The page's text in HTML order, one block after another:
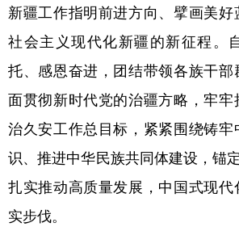
新疆工作指明前进方向、擘画美
社会主义现代化新疆的新征程。
托、感恩奋进，团结带领各族干
面贯彻新时代党的治疆方略，牢
治久安工作总目标，紧紧围绕铸
识、推进中华民族共同体建设，锚
扎实推动高质量发展，中国式现
实步伐。